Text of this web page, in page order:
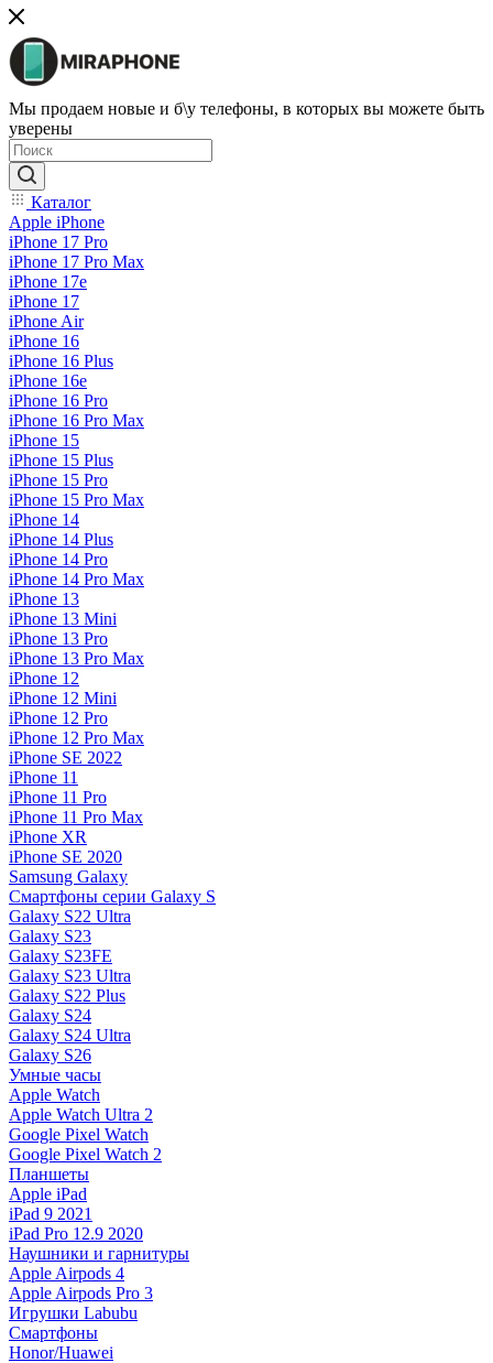
Мы продаем новые и б\у телефоны, в которых вы можете быть
уверены
Каталог
Apple iPhone
iPhone 17 Pro
iPhone 17 Pro Max
iPhone 17e
iPhone 17
iPhone Air
iPhone 16
iPhone 16 Plus
iPhone 16e
iPhone 16 Pro
iPhone 16 Pro Max
iPhone 15
iPhone 15 Plus
iPhone 15 Pro
iPhone 15 Pro Max
iPhone 14
iPhone 14 Plus
iPhone 14 Pro
iPhone 14 Pro Max
iPhone 13
iPhone 13 Mini
iPhone 13 Pro
iPhone 13 Pro Max
iPhone 12
iPhone 12 Mini
iPhone 12 Pro
iPhone 12 Pro Max
iPhone SE 2022
iPhone 11
iPhone 11 Pro
iPhone 11 Pro Max
iPhone XR
iPhone SE 2020
Samsung Galaxy
Смартфоны серии Galaxy S
Galaxy S22 Ultra
Galaxy S23
Galaxy S23FE
Galaxy S23 Ultra
Galaxy S22 Plus
Galaxy S24
Galaxy S24 Ultra
Galaxy S26
Умные часы
Apple Watch
Apple Watch Ultra 2
Google Pixel Watch
Google Pixel Watch 2
Планшеты
Apple iPad
iPad 9 2021
iPad Pro 12.9 2020
Наушники и гарнитуры
Apple Airpods 4
Apple Airpods Pro 3
Игрушки Labubu
Смартфоны
Honor/Huawei